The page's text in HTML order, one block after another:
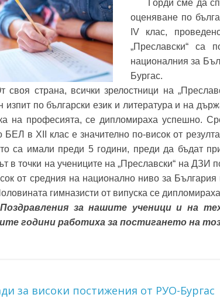
Горди сме да
оценяване по
IV клас,
„Преславски“ са
националния за
Бургас.
страна, всички зрелостници на
изпит по български език и литература и на
на професията, се дипломираха успешно.
БЕЛ в XII клас е значително по-висок от
са имали преди 5 години, преди да бъдат
в точки на учениците на „Преславски“ на ДЗИ
от средния на национално ниво за
гимназисти от випуска се
за нашите ученици и на
години работиха за постигането на
за високи постижения от РУО-Бургас